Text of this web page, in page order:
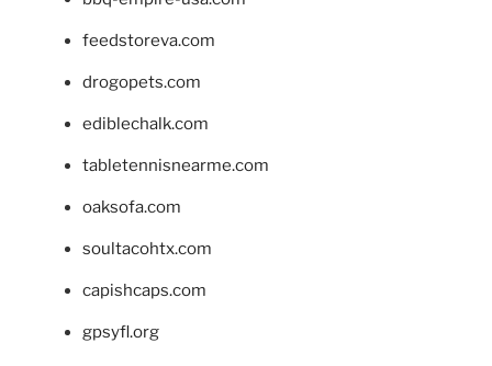
feedstoreva.com
drogopets.com
ediblechalk.com
tabletennisnearme.com
oaksofa.com
soultacohtx.com
capishcaps.com
gpsyfl.org